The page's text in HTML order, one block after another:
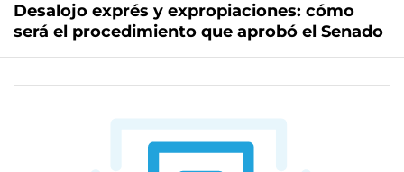
Desalojo exprés y expropiaciones: cómo
será el procedimiento que aprobó el Senado